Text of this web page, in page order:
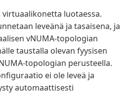
luotaessa.
leveänä ja tasaisena, ja
vNUMA-topologian
taustalla olevan fyysisen
topologian perusteella.
ei ole leveä ja
automaattisesti